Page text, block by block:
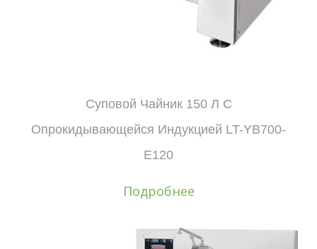
Суповой Чайник 150 Л С
Опрокидывающейся Индукцией LT-YB700-
E120
Подробнее